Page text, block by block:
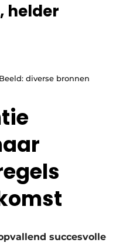
helder
diverse bronnen
succesvolle